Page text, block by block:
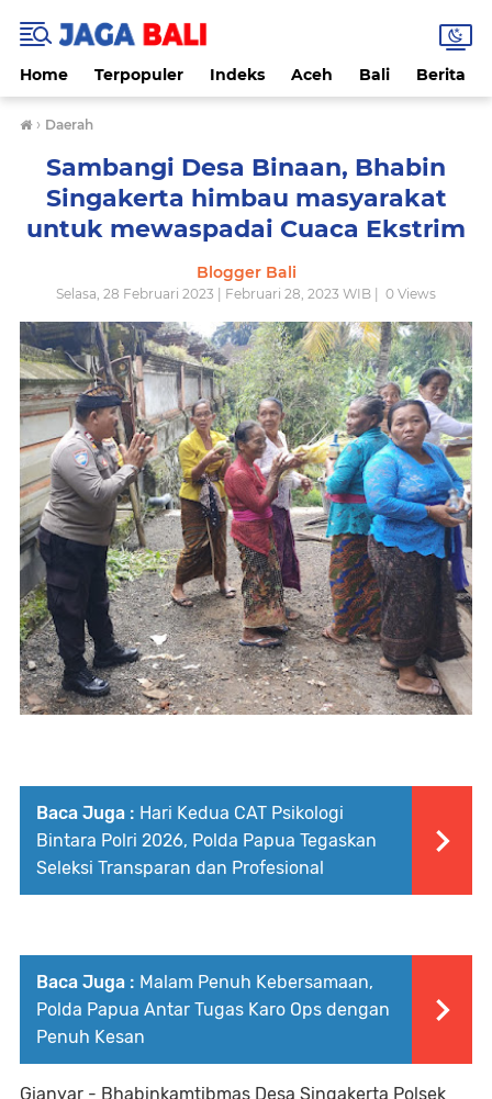
Home Terpopuler Indeks Aceh Bali Berita
› Daerah
Sambangi Desa Binaan, Bhabin
Singakerta himbau masyarakat
untuk mewaspadai Cuaca Ekstrim
Blogger Bali
Selasa, 28 Februari 2023 | Februari 28, 2023 WIB | 0 Views
Baca Juga : Hari Kedua CAT Psikologi
Bintara Polri 2026, Polda Papua Tegaskan
Seleksi Transparan dan Profesional
Baca Juga : Malam Penuh Kebersamaan,
Polda Papua Antar Tugas Karo Ops dengan
Penuh Kesan
Gianyar - Bhabinkamtibmas Desa Singakerta Polsek